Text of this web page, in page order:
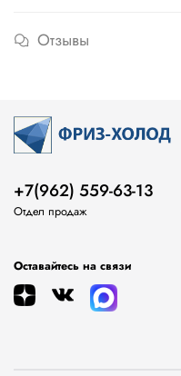
Отзывы
+7(962) 559-63-13
Отдел продаж
Оставайтесь на связи